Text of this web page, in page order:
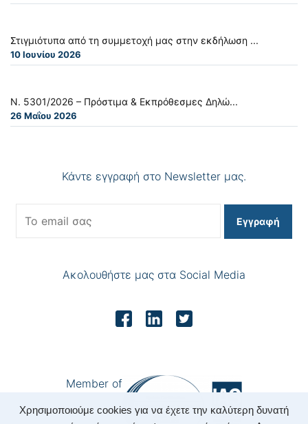
Χρησιμοποιούμε cookies για να έχετε την καλύτερη δυνατή
Στιγμιότυπα από τη συμμετοχή μας στην εκδήλωση ...
10 Ιουνίου 2026
Ν. 5301/2026 – Πρόστιμα & Εκπρόθεσμες Δηλώ...
26 Μαΐου 2026
Κάντε εγγραφή στο Newsletter μας.
Εγγραφή
Ακολουθήστε μας στα Social Media
Member of